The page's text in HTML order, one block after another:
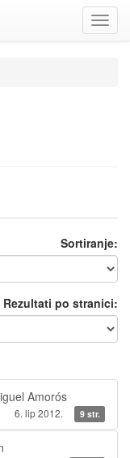
Sortiranje:
Rezultati po stranici:
Amorós
6. lip 2012. 9 str.